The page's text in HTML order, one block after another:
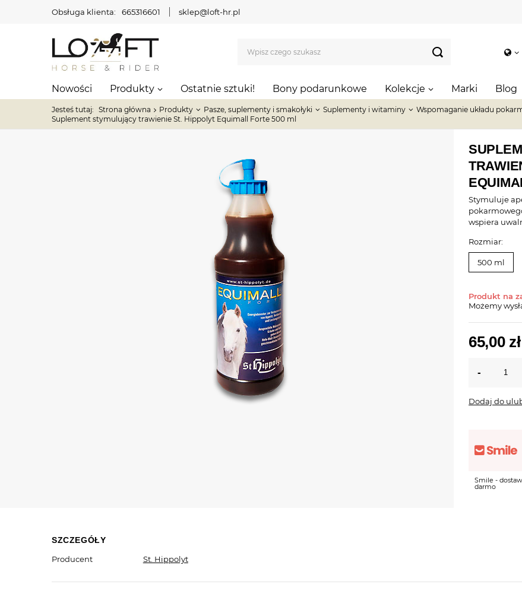
Obsługa klienta: 665316601 sklep@loft-hr.pl
Nowości Produkty Ostatnie sztuki! Bony podarunkowe Kolekcje Marki Blog
Jesteś tutaj: Strona główna Produkty Pasze, suplementy i smakołyki Suplementy i witaminy
Wspomaganie układu
Suplement stymulujący trawienie St. Hippolyt Equimall Forte 500 ml
Stymuluje
wspiera
Rozmiar:
500 ml
Produkt na
Możemy
65,00 zł
Dodaj do
Smile -
darmo
SZCZEGÓŁY
Producent
St. Hippolyt